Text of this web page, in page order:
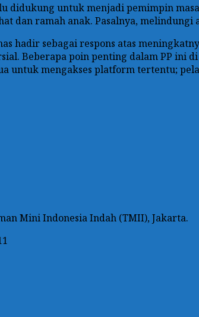
didukung untuk menjadi pemimpin
dan ramah anak. Pasalnya,
hadir sebagai respons atas
Beberapa poin penting dalam PP ini
untuk mengakses platform tertentu;
Mini Indonesia Indah (TMII), Jakarta.